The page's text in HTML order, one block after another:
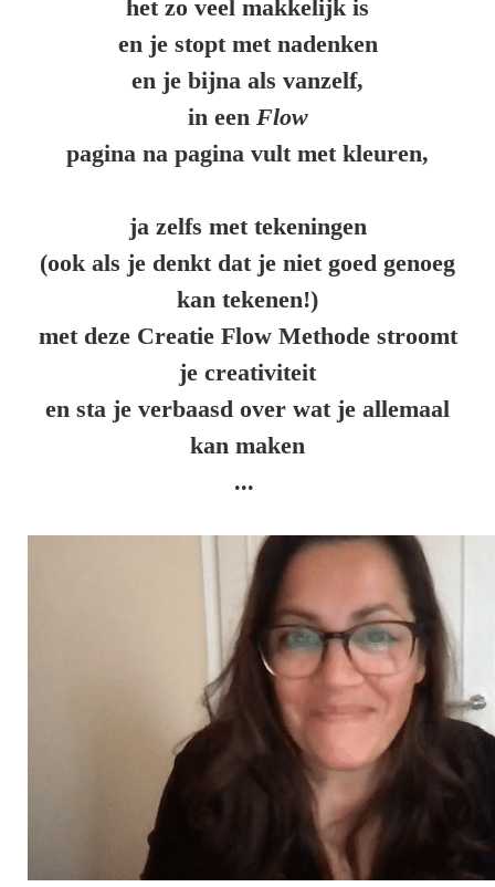
het zo veel makkelijk is
en je stopt met nadenken
en je bijna als vanzelf,
in een Flow
pagina na pagina vult met kleuren,
ja zelfs met tekeningen
(ook als je denkt dat je niet goed genoeg
kan tekenen!)
met deze Creatie Flow Methode stroomt
je creativiteit
en sta je verbaasd over wat je allemaal
kan maken
...